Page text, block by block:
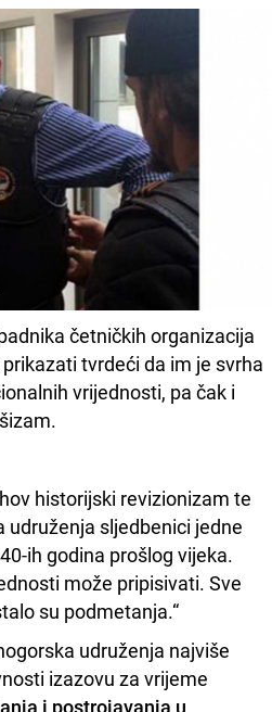
četničkih organizacija
tvrdeći da im je svrha
vrijednosti, pa čak i
historijski revizionizam te
udruženja sljedbenici jedne
ih godina prošlog vijeka.
može pripisivati. Sve
su podmetanja.“
udruženja najviše
izazovu za vrijeme
i postrojavanja u